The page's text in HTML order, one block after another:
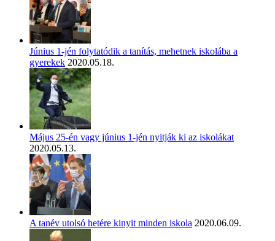
Június 1-jén folytatódik a tanítás, mehetnek iskolába a
gyerekek 2020.05.18.
Május 25-én vagy június 1-jén nyitják ki az iskolákat
2020.05.13.
A tanév utolsó hetére kinyit minden iskola 2020.06.09.